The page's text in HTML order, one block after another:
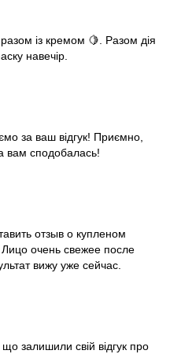
із кремом 🍋. Разом дія
навечір.
за ваш відгук! Приємно,
вам сподобалась!
отзыв о купленом
очень свежее после
вижу уже сейчас.
залишили свій відгук про